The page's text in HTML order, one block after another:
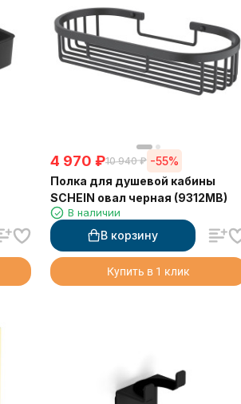
4 970 ₽10 940 ₽ -55%
Полка для душевой кабины
SCHEIN овал черная (9312MB)
В наличии
В корзину
Купить в 1 клик